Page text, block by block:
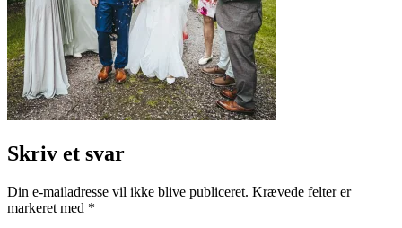
Skriv et svar
Din e-mailadresse vil ikke blive publiceret. Krævede felter er
markeret med *